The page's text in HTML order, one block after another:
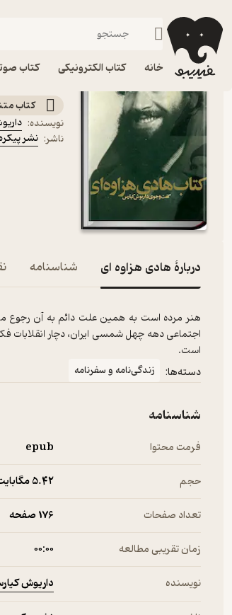
خانه کتاب الکترونیکی کتاب
فیدیبو کتاب الکترونیکی
کتاب
نویسنده:
ناشر: نشر پیکره
دربارۀ هادی هزاوه ای شناسنامه
هنر مرده است به همین علت دائم به آن رجوع
اجتماعی دهه چهل شمسی ایران، دچار انقلابات
است.
دسته‌ها: زندگی‌نامه و سفرنامه
شناسنامه
فرمت محتوا epub
حجم 5.۴۲ مگابایت
تعداد صفحات 176 صفحه
زمان تقریبی مطالعه ۰۰:۰۰
نویسنده داریوش